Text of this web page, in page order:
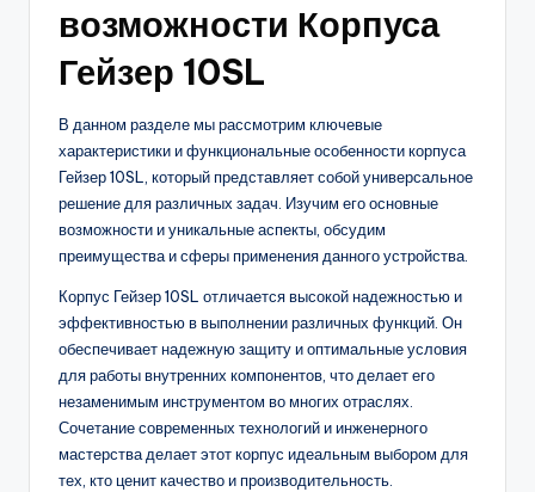
возможности Корпуса
Гейзер 10SL
В данном разделе мы рассмотрим ключевые
характеристики и функциональные особенности корпуса
Гейзер 10SL, который представляет собой универсальное
решение для различных задач. Изучим его основные
возможности и уникальные аспекты, обсудим
преимущества и сферы применения данного устройства.
Корпус Гейзер 10SL отличается высокой надежностью и
эффективностью в выполнении различных функций. Он
обеспечивает надежную защиту и оптимальные условия
для работы внутренних компонентов, что делает его
незаменимым инструментом во многих отраслях.
Сочетание современных технологий и инженерного
мастерства делает этот корпус идеальным выбором для
тех, кто ценит качество и производительность.